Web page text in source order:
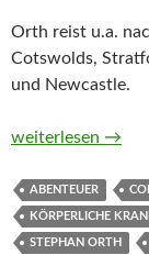
Orth reist u.a.
Cotswolds,
und Newcastle.
Absolutely
weiterlesen →
ABENTEUER
KÖRPERLICHE
STEPHAN ORTH